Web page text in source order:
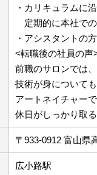
・カリキュラムに
定期的に本社での
・アシスタントの
<転職後の社員の声
前職のサロンでは
技術が身について
アートネイチャー
休日がしっかり取
〒933-0912 富山県
広小路駅